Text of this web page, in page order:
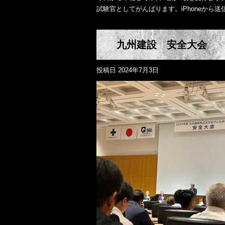
試験官としてがんばります。iPhoneから送
九州建設 安全大会
投稿日 2024年7月3日